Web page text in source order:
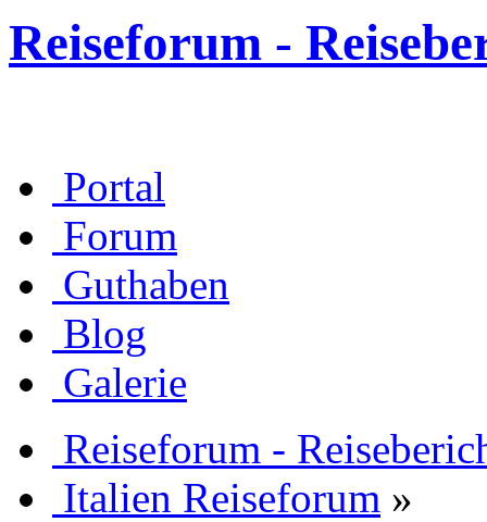
Reiseforum -
Portal
Forum
Guthaben
Blog
Galerie
Reiseforum -
Italien Reiseforum »